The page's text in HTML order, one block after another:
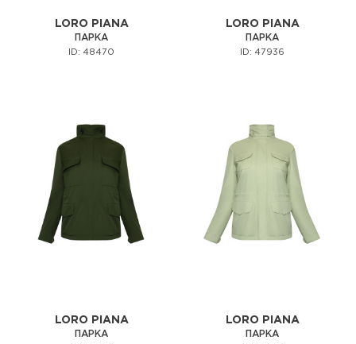
LORO PIANA
ПАРКА
ID: 48470
LORO PIANA
ПАРКА
ID: 47936
LORO PIANA
ПАРКА
LORO PIANA
ПАРКА